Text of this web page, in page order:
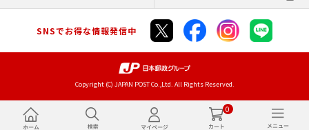
0
SNSでお得な情報発信中
Copyright (C) JAPAN POST Co.,Ltd. All Rights Reserved.